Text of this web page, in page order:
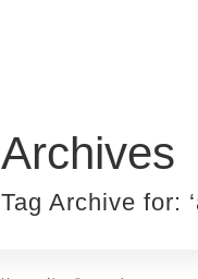
Archives
Tag Archive for: